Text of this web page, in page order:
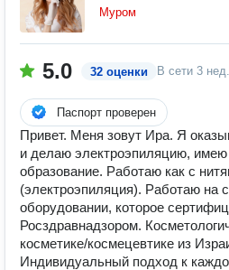
Муром
5.0 32 оценки В сети 3
Паспорт проверен
Привет. Меня зовут Ира. Я
и делаю электроэпиляцию,
образование. Работаю как с
(электроэпиляция). Работаю на
оборудовании, которое
Росздравнадзором.
косметике/космецевтике из
Индивидуальный подход к